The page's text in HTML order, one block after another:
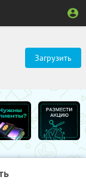
Загрузить